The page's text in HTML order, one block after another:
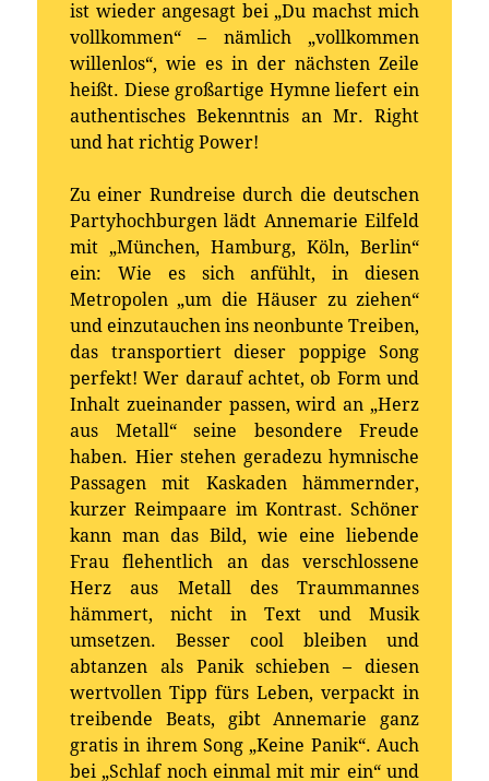
ist wieder angesagt bei „Du machst mich
vollkommen“ – nämlich „vollkommen
willenlos“, wie es in der nächsten Zeile
heißt. Diese großartige Hymne liefert ein
authentisches Bekenntnis an Mr. Right
und hat richtig Power!
Zu einer Rundreise durch die deutschen
Partyhochburgen lädt Annemarie Eilfeld
mit „München, Hamburg, Köln, Berlin“
ein: Wie es sich anfühlt, in diesen
Metropolen „um die Häuser zu ziehen“
und einzutauchen ins neonbunte Treiben,
das transportiert dieser poppige Song
perfekt! Wer darauf achtet, ob Form und
Inhalt zueinander passen, wird an „Herz
aus Metall“ seine besondere Freude
haben. Hier stehen geradezu hymnische
Passagen mit Kaskaden hämmernder,
kurzer Reimpaare im Kontrast. Schöner
kann man das Bild, wie eine liebende
Frau flehentlich an das verschlossene
Herz aus Metall des Traummannes
hämmert, nicht in Text und Musik
umsetzen. Besser cool bleiben und
abtanzen als Panik schieben – diesen
wertvollen Tipp fürs Leben, verpackt in
treibende Beats, gibt Annemarie ganz
gratis in ihrem Song „Keine Panik“. Auch
bei „Schlaf noch einmal mit mir ein“ und